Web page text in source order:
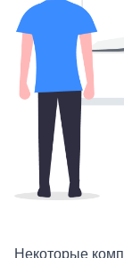
Некоторые